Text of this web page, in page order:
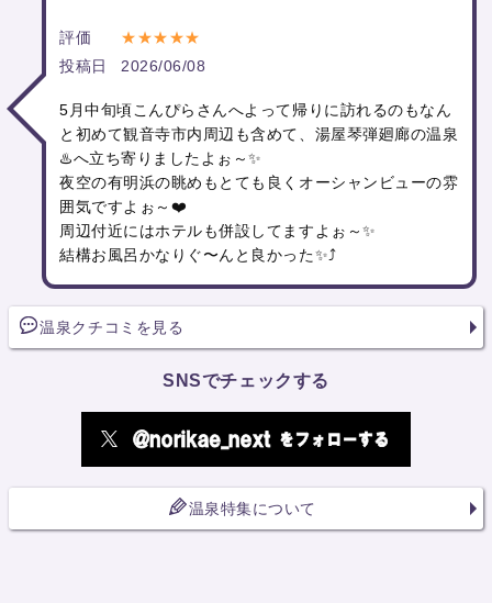
評価
★★★★★
投稿日
2026/06/08
5月中旬頃こんぴらさんへよって帰りに訪れるのもなん
と初めて観音寺市内周辺も含めて、湯屋琴弾廻廊の温泉
♨️へ立ち寄りましたよぉ～✨
夜空の有明浜の眺めもとても良くオーシャンビューの雰
囲気ですよぉ～❤️
周辺付近にはホテルも併設してますよぉ～✨
結構お風呂かなりぐ〜んと良かった✨⤴️
温泉クチコミを見る
SNSでチェックする
温泉特集について